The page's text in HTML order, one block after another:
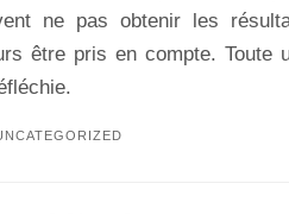
ne pas obtenir les
être pris en compte. Toute